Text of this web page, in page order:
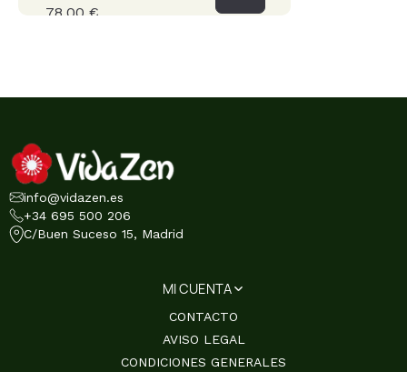
78,00 €
info@vidazen.es
+34 695 500 206
C/Buen Suceso 15, Madrid
MI CUENTA
CONTACTO
AVISO LEGAL
CONDICIONES GENERALES